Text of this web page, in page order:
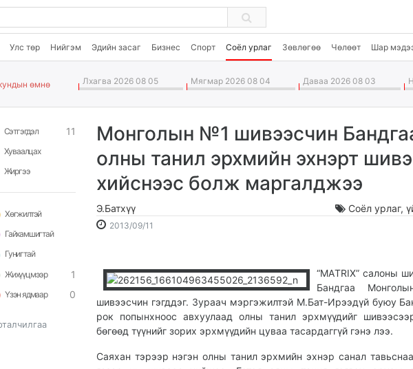
Улс төр Нийгэм Эдийн засаг Бизнес Спорт Соёл урлаг Зөвлөгөө Чөлөөт Шар
өмнө Лхагва 2026 08 05 Мягмар 2026 08 04 Даваа 2026 08 03
Сэтгэгдэл 11
Хуваалцах
Жиргээ
Хөгжилтэй
Гайхамшигтай
Гунигтай
Жихүүцмээр
1
Үзэн ядмаар 0
Монголын №1 шивээсчин
олны танил эрхмийн эхнэрт
хийснээс болж маргалджээ
Э.Батхүү Соёл урлаг,
2013/09/11
19:08:24
11:16:11
“МАTRIX” салоны
Бандгаа
шивээсчин гэгддэг. Зураач мэргэжилтэй М.Бат-Ирээдүй буюу
рок попынхноос авхуулаад олны танил эрхмүүдийг
бөгөөд түүнийг зорих эрхмүүдийн цуваа тасардаггүй гэнэ лээ.
Саяхан тэрээр нэгэн олны танил эрхмийн эхнэр санал